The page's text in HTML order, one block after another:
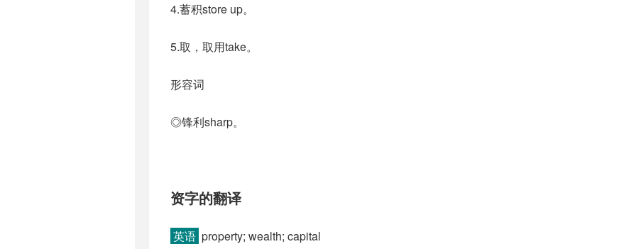
4.蓄积store up。
5.取，取用take。
形容词
◎锋利sharp。
资字的翻译
英语 property; wealth; capital